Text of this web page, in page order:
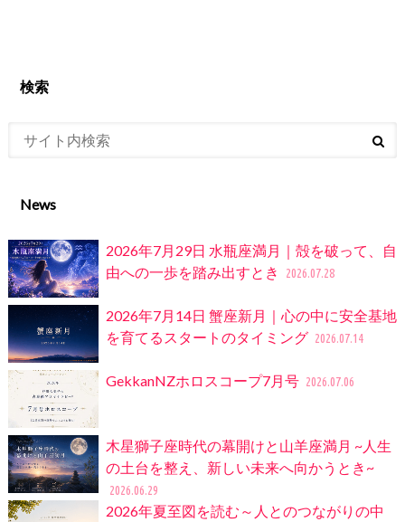
検索
News
2026年7月29日 水瓶座満月｜殻を破って、自
由への一歩を踏み出すとき
2026.07.28
2026年7月14日 蟹座新月｜心の中に安全基地
を育てるスタートのタイミング 2026.07.14
GekkanNZホロスコープ7月号 2026.07.06
木星獅子座時代の幕開けと山羊座満月 ~人生
の土台を整え、新しい未来へ向かうとき~
2026.06.29
2026年夏至図を読む～人とのつながりの中